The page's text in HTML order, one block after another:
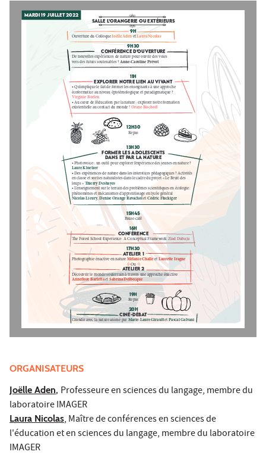
SALLE L’ORANGERIE OU EXTÉRIEURS
9H
OUVERTURE DU COLLOQUE
JOËLLE ADEN
ET LAURA NICOLAS
9H30
CONFÉRENCE D’OUVERTURE
DE NOUVELLES EXPÉRIENCES DE NATURE POUR OUVRIR DES VOIES
VERS DES FUTURS SOUTENABLES ? ANNE-CAROLINE PRÉVOT
11H
EXPLORER NOTRE LIEN AU VIVANT
• QU'IMPLIQUE LE FAIT DE FORMER LES ENSEIGNANTS À UNE APPROCHE
ÉCOFORMATICE AU NIVEAU ÉPISTÉMOLOGIQUE ET PARADIGMATIQUE ?
VIRGINIE BOELEN
• AU CŒUR DE L’ÉDUCATION PAR LA NATURE : EXPLORER NOTRE FORMATION
EXISTENTIELLE AU CONTACT DU MONDE !
ORANE BISCHO
12H30
REPAS
13H30
FORMER LES ADOLESCENTS
DANS ET PAR LA NATURE
• PHOTOVOICE : UN OUTIL POUR EXPLORER L’EXPÉRIENCE DES JEUNES EN NATURE ?
LAURE KLOETZER
• DES EXPÉRIENCES DE NATURE DANS LES INTERSTICES PÉDAGOGIQUES ? ACTIVITÉS
EN CLASSE ET SORTIES NATURALISTES DANS LE CADRE DU PROJET « LE BRUIT DES
LOUPS » IERRY DESHAYES
• L’ENSEIGNEMENT SUR LE TERRAIN DES PROBLÈMES SCIENTI QUES EN ÉCOLOGIE :
PHÉNOMÈNES ET MÉCANISMES D’APPRENTISSAGE EN LYCÉE GÉNÉRAL
NICOLAS LIEURY
, DENISE ORANGE RAVACHOL
ET CÉDRIC FLUCKIGER
15H45
PAUSE-CAFÉ
16H
CONFÉRENCE
E FOREST SCHOOL EXPERIENCE: A CONCEPTUAL FRAMEWORK
ZIAD DABAJA
17H30
ATELIER 1
PHOTOGRAPHIE ÉNACTIVE EN NATURE
MÉLANIE CHALLE
ET LAURETTE IRAGNE
OU
ATELIER 2
DÉCOUVRIR LE MONDE SOUTERRAIN À TRAVERS UNE APPROCHE ÉNACTIVE
ANNE  ORE BARLETTA
ET SABRINA DELBECQUE
19H
REPAS
20H
CINÉ-DÉBAT
GRANDIR AVEC LA NATURE ANIMÉ PAR MARIE-LAURE GIRAULT
ET PASCAL GALVANI
MARDI 19 JUILLET 2022
ORGANISATEURS
Joëlle Aden, Professeure en sciences du langage, membre du
laboratoire IMAGER
Laura Nicolas, Maître de conférences en sciences de
l'éducation et en sciences du langage, membre du laboratoire
IMAGER